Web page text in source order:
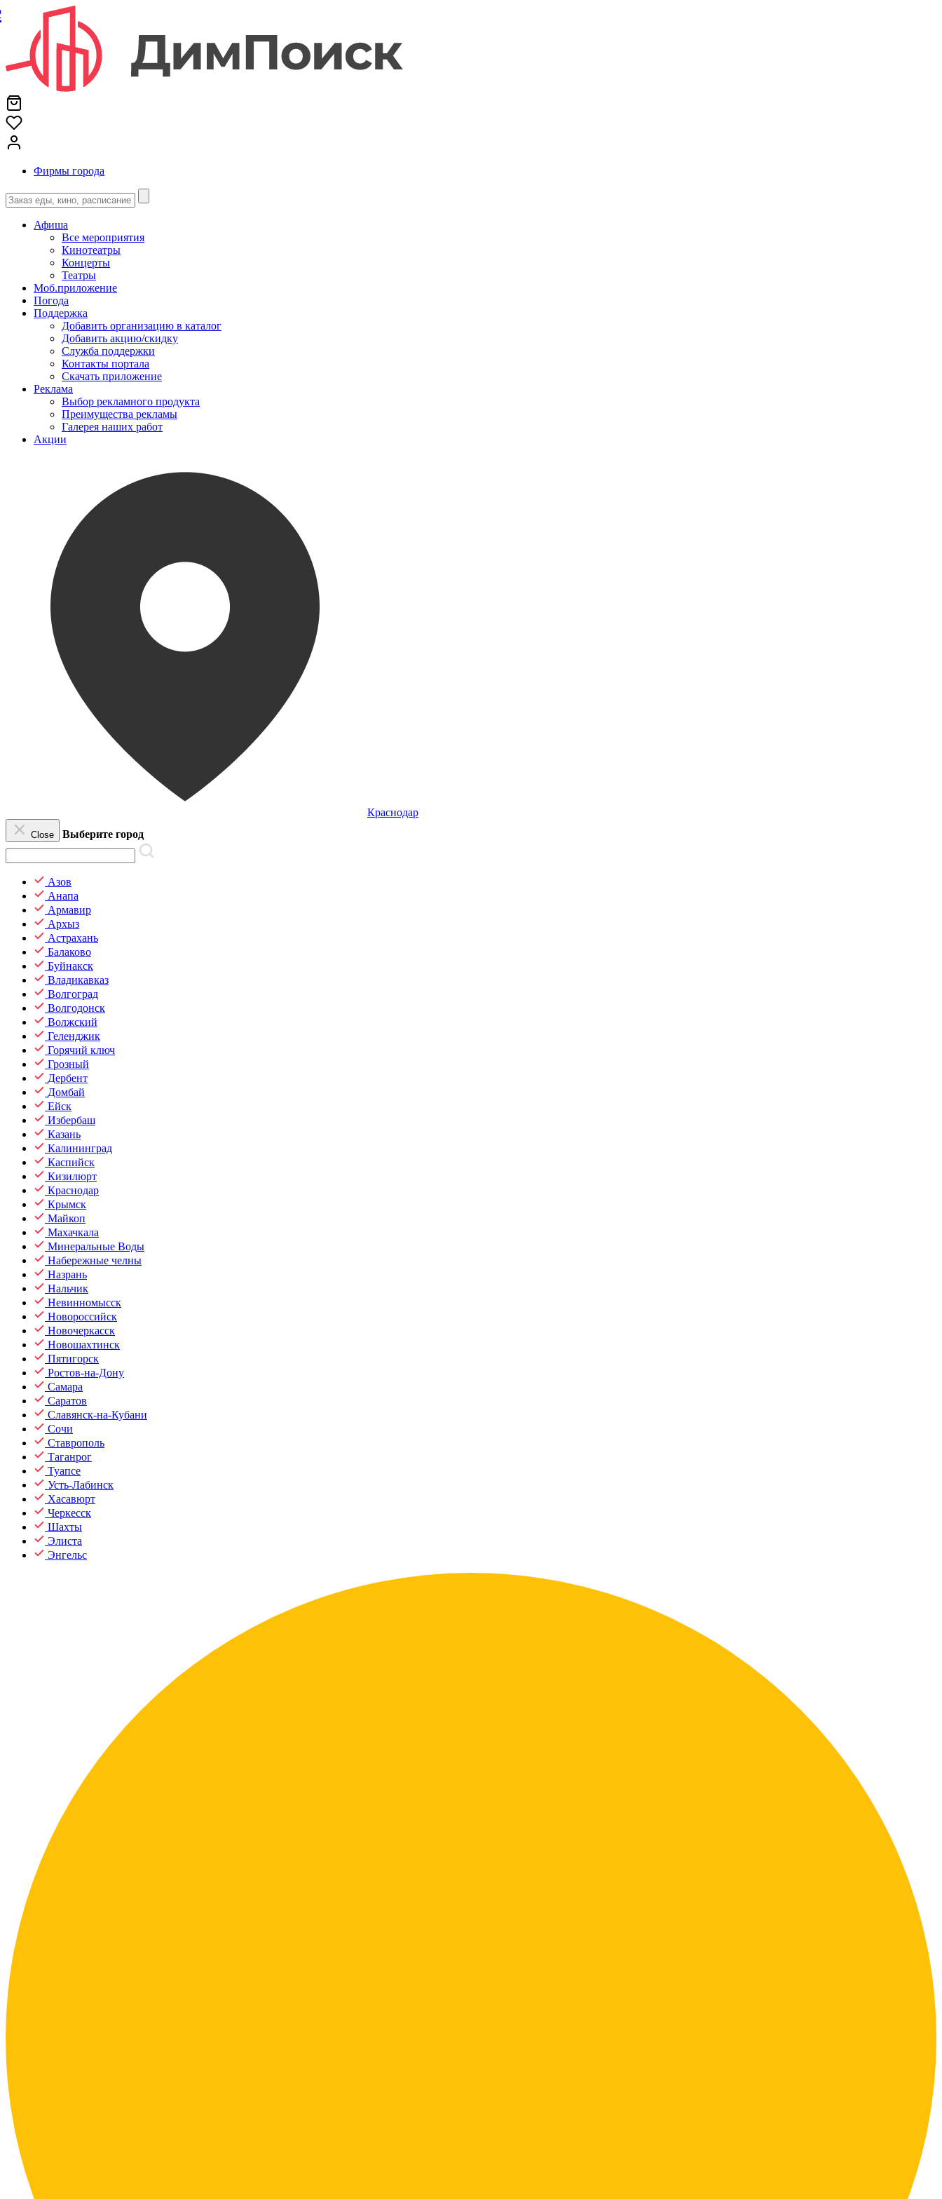
Фирмы города
Афиша
Все мероприятия
Кинотеатры
Концерты
Театры
Моб.приложение
Погода
Поддержка
Добавить организацию в каталог
Добавить акцию/скидку
Служба поддержки
Контакты портала
Скачать приложение
Реклама
Выбор рекламного продукта
Преимущества рекламы
Галерея наших работ
Акции
Краснодар
Close Выберите город
Азов
Анапа
Армавир
Архыз
Астрахань
Балаково
Буйнакск
Владикавказ
Волгоград
Волгодонск
Волжский
Геленджик
Горячий ключ
Грозный
Дербент
Домбай
Ейск
Избербаш
Казань
Калининград
Каспийск
Кизилюрт
Краснодар
Крымск
Майкоп
Махачкала
Минеральные Воды
Набережные челны
Назрань
Нальчик
Невинномысск
Новороссийск
Новочеркасск
Новошахтинск
Пятигорск
Ростов-на-Дону
Самара
Саратов
Славянск-на-Кубани
Сочи
Ставрополь
Таганрог
Туапсе
Усть-Лабинск
Хасавюрт
Черкесск
Шахты
Элиста
Энгельс